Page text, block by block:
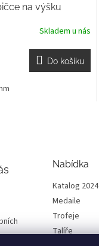
na výšku
Skladem u nás
Do košíku
Nabídka
Katalog 2024
Medaile
Trofeje
Talíře